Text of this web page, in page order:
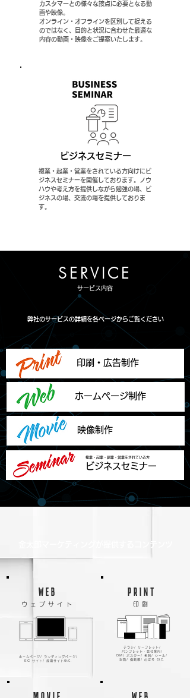
カスタマーとの様々な接点に必要となる動
画や映像。
オンライン・オフラインを区別して捉える
のではなく、目的と状況に合わせた最適な
内容の動画・映像をご提案いたします。
ビジネスセミナー
複業・起業・営業をされている方向けにビ
ジネスセミナーを開催しております。ノウ
ハウや考え方を提供しながら勉強の場、ビ
ジネスの場、交流の場を提供しておりま
す。
SERVICE
サービス内容
弊社のサービスの詳細を各ページからご覧ください
印刷・広告制作
ホームぺージ制作
映像制作
ビジネスセミナー
複業・起業・副業・営業をされている方
金太郎マーケティングが提供するコンテンツ
WEB
ウェブサイト
ホームぺージ/ ランディングページ/
EC サイト/ 採用サイトetc.
PRINT
印刷
チラシ/ リーフレット/
パンフレット・会社案内/
DM/ ポスター/ 名刺/ シール/
封筒/ 横断幕/ のぼり etc.